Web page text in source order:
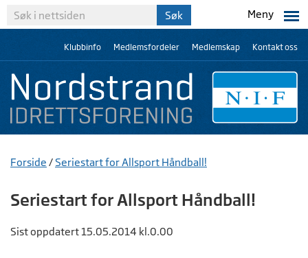
Meny
Klubbinfo Medlemsfordeler Medlemskap Kontakt oss
Forside /Seriestart for Allsport Håndball!
Seriestart for Allsport Håndball!
Sist oppdatert 15.05.2014 kl.0.00